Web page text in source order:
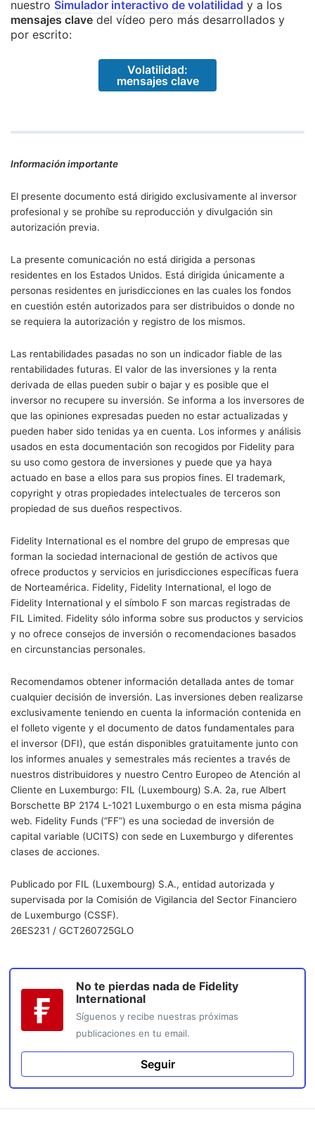
nuestro Simulador interactivo de volatilidad y a los
mensajes clave del vídeo pero más desarrollados y
por escrito:
Volatilidad:
mensajes clave
Información importante
El presente documento está dirigido exclusivamente al inversor
profesional y se prohíbe su reproducción y divulgación sin
autorización previa.
La presente comunicación no está dirigida a personas
residentes en los Estados Unidos. Está dirigida únicamente a
personas residentes en jurisdicciones en las cuales los fondos
en cuestión estén autorizados para ser distribuidos o donde no
se requiera la autorización y registro de los mismos.
Las rentabilidades pasadas no son un indicador fiable de las
rentabilidades futuras. El valor de las inversiones y la renta
derivada de ellas pueden subir o bajar y es posible que el
inversor no recupere su inversión. Se informa a los inversores de
que las opiniones expresadas pueden no estar actualizadas y
pueden haber sido tenidas ya en cuenta. Los informes y análisis
usados en esta documentación son recogidos por Fidelity para
su uso como gestora de inversiones y puede que ya haya
actuado en base a ellos para sus propios fines. El trademark,
copyright y otras propiedades intelectuales de terceros son
propiedad de sus dueños respectivos.
Fidelity International es el nombre del grupo de empresas que
forman la sociedad internacional de gestión de activos que
ofrece productos y servicios en jurisdicciones específicas fuera
de Norteamérica. Fidelity, Fidelity International, el logo de
Fidelity International y el símbolo F son marcas registradas de
FIL Limited. Fidelity sólo informa sobre sus productos y servicios
y no ofrece consejos de inversión o recomendaciones basados
en circunstancias personales.
Recomendamos obtener información detallada antes de tomar
cualquier decisión de inversión. Las inversiones deben realizarse
exclusivamente teniendo en cuenta la información contenida en
el folleto vigente y el documento de datos fundamentales para
el inversor (DFI), que están disponibles gratuitamente junto con
los informes anuales y semestrales más recientes a través de
nuestros distribuidores y nuestro Centro Europeo de Atención al
Cliente en Luxemburgo: FIL (Luxembourg) S.A. 2a, rue Albert
Borschette BP 2174 L-1021 Luxemburgo o en esta misma página
web. Fidelity Funds (“FF”) es una sociedad de inversión de
capital variable (UCITS) con sede en Luxemburgo y diferentes
clases de acciones.
Publicado por FIL (Luxembourg) S.A., entidad autorizada y
supervisada por la Comisión de Vigilancia del Sector Financiero
de Luxemburgo (CSSF).
26ES231 / GCT260725GLO
No te pierdas nada de Fidelity
International
Síguenos y recibe nuestras próximas
publicaciones en tu email.
Seguir